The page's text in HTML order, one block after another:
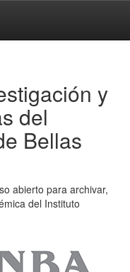
y
del
Bellas
abierto para archivar,
del Instituto